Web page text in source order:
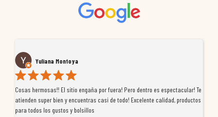
Yuliana Montoya
Cosas hermosas!! El sitio engaña por fuera! Pero dentro es espectacular! Te
atienden super bien y encuentras casi de todo! Excelente calidad, productos
para todos los gustos y bolsillos